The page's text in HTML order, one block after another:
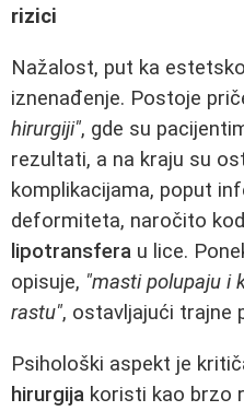
rizici
Nažalost, put ka
iznenađenje. Postoje
hirurgiji", gde su
rezultati, a na kraju su
komplikacijama, poput
deformiteta, naročito
lipotransfera u lice.
opisuje, "masti polupaju i
rastu", ostavljajući trajne
Psihološki aspekt je
hirurgija koristi kao brzo